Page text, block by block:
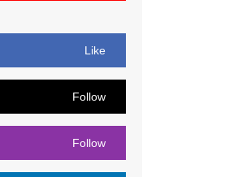
Like
Follow
Follow